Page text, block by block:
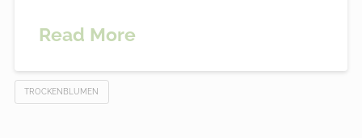
Read More
TROCKENBLUMEN